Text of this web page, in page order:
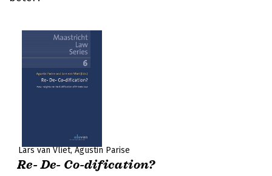
Lars van Vliet Agustin Parise
Re- De- Co-dification?